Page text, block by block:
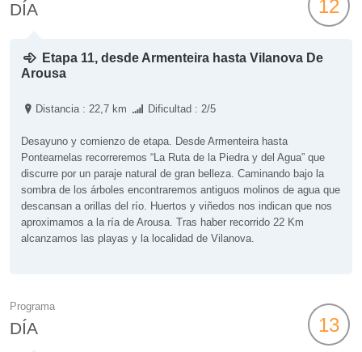
DÍA 12
Etapa 11, desde Armenteira hasta Vilanova De
Arousa
Distancia : 22,7 km Dificultad : 2/5
Desayuno y comienzo de etapa. Desde Armenteira hasta
Pontearnelas recorreremos “La Ruta de la Piedra y del Agua” que
discurre por un paraje natural de gran belleza. Caminando bajo la
sombra de los árboles encontraremos antiguos molinos de agua que
descansan a orillas del río. Huertos y viñedos nos indican que nos
aproximamos a la ría de Arousa. Tras haber recorrido 22 Km
alcanzamos las playas y la localidad de Vilanova.
Programa
DÍA 13